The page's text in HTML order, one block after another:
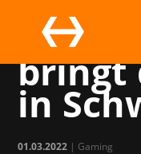
bringt
in
01.03.2022 | Gaming